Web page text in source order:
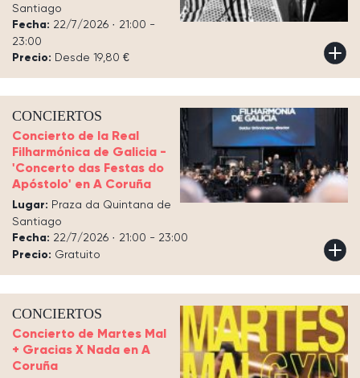
Santiago
Fecha: 22/7/2026 · 21:00 -
23:00
Precio: Desde 19,80 €
CONCIERTOS
Concierto de la Real
Filharmónica de Galicia -
'Concerto das Festas do
Apóstolo' en A Coruña
Lugar: Praza da Quintana de
Santiago
Fecha: 22/7/2026 · 21:00 - 23:00
Precio: Gratuito
CONCIERTOS
Concierto de Martes Mal
+ Gracias X Nada en A
Coruña